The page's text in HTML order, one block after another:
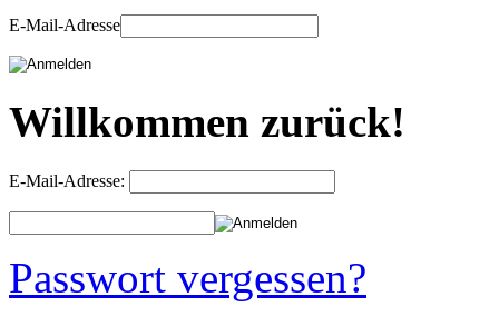
E-Mail-Adresse
Willkommen zurück!
E-Mail-Adresse:
Passwort vergessen?